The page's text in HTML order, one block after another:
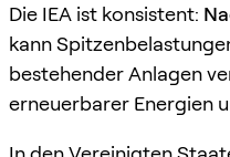
Die IEA ist konsistent:
kann
bestehender Anlagen
erneuerbarer Energien